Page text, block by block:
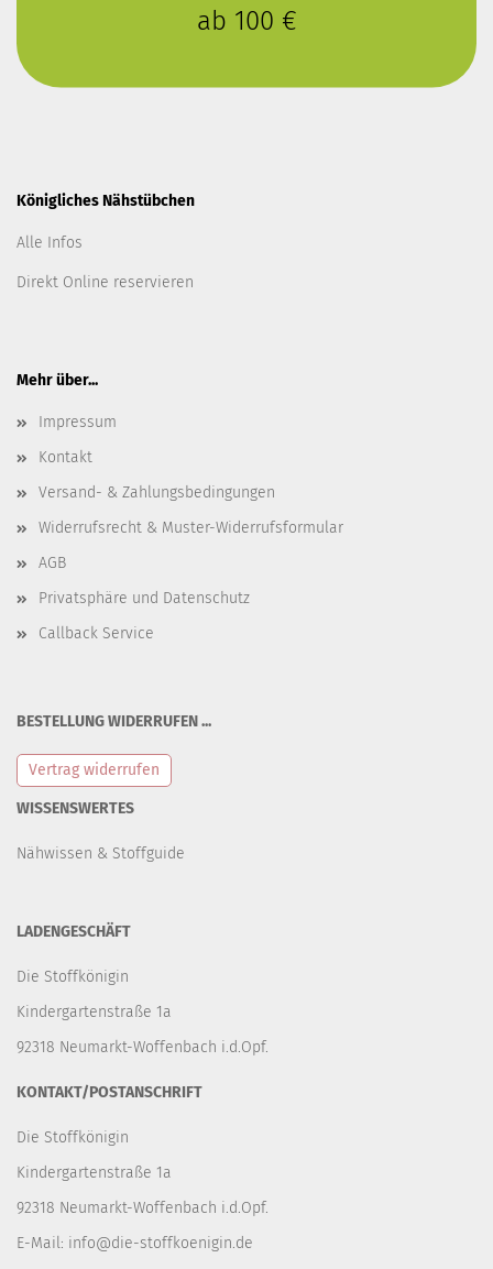
ab 100 €
Königliches Nähstübchen
Alle Infos
Direkt Online reservieren
Mehr über...
Impressum
Kontakt
Versand- & Zahlungsbedingungen
Widerrufsrecht & Muster-Widerrufsformular
AGB
Privatsphäre und Datenschutz
Callback Service
BESTELLUNG WIDERRUFEN ...
Vertrag widerrufen
WISSENSWERTES
Nähwissen & Stoffguide
LADENGESCHÄFT
Die Stoffkönigin
Kindergartenstraße 1a
92318 Neumarkt-Woffenbach i.d.Opf.
KONTAKT/POSTANSCHRIFT
Die Stoffkönigin
Kindergartenstraße 1a
92318 Neumarkt-Woffenbach i.d.Opf.
E-Mail: info@die-stoffkoenigin.de